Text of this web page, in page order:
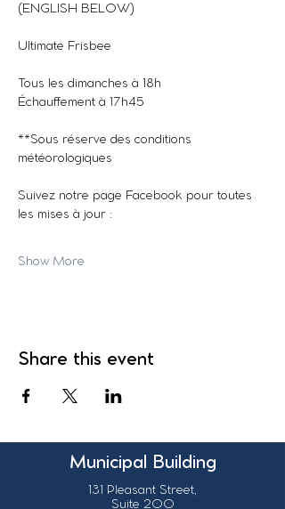
(ENGLISH BELOW)
Ultimate Frisbee
Tous les dimanches à 18h
Échauffement à 17h45
**Sous réserve des conditions
météorologiques
Suivez notre page Facebook pour toutes
les mises à jour :
Show More
Share this event
Municipal Building
131 Pleasant Street,
Suite 200